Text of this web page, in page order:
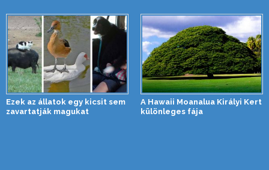
Ezek az állatok egy kicsit sem
zavartatják magukat
A Hawaii Moanalua Királyi Kert
különleges fája